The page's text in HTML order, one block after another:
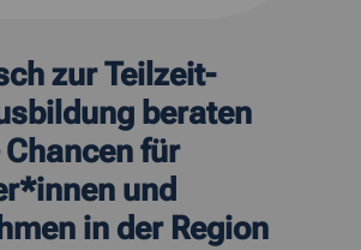
zur Teilzeit-
beraten
Chancen für
und
in der Region